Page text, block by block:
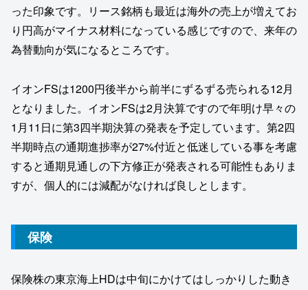
った印象です。リース銘柄も最近は海外の売上が増えてお
り円高がマイナス材料になっている感じですので、来年の
為替動向が気になるところです。
イオンFSは1200円後半から前半にずるずる売られる12月
となりました。イオンFSは2月決算ですので年明け早々の
1月11日に第3四半期決算の発表を予定しています。第2四
半期時点の通期進捗率が27%付近と低迷している事を考慮
すると通期見通しの下方修正が発表される可能性もありま
すが、個人的には減配がなければ良しとします。
保険
保険株の東京海上HDは中旬にかけてはしっかりした動き